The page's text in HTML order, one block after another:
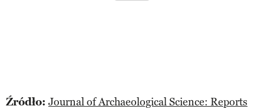
Źródło: Journal of Archaeological Science: Reports